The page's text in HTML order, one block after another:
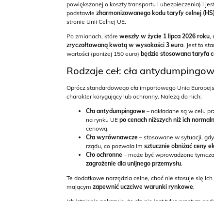
powiększonej o koszty transportu i ubezpieczenia) i
podstawie zharmonizowanego kodu taryfy celnej (HS)
stronie Unii Celnej UE.
Po zmianach, które weszły w życie 1 lipca 2026 roku,
zryczałtowaną kwotą w wysokości 3 euro. Jest to
wartości (poniżej 150 euro) będzie stosowana taryfa
Rodzaje ceł: cła
Oprócz standardowego cła importowego Unia
charakter korygujący lub ochronny. Należą do nich:
Cła antydumpingowe – nakładane są w celu
na rynku UE po cenach niższych niż ich
cenową.
Cła wyrównawcze – stosowane w sytuacji,
rządu, co pozwala im sztucznie obniżać ceny
Cło ochronne – może być wprowadzone
zagrożenie dla unijnego przemysłu.
Te dodatkowe narzędzia celne, choć nie stosuje się
mającym zapewnić uczciwe warunki rynkowe.